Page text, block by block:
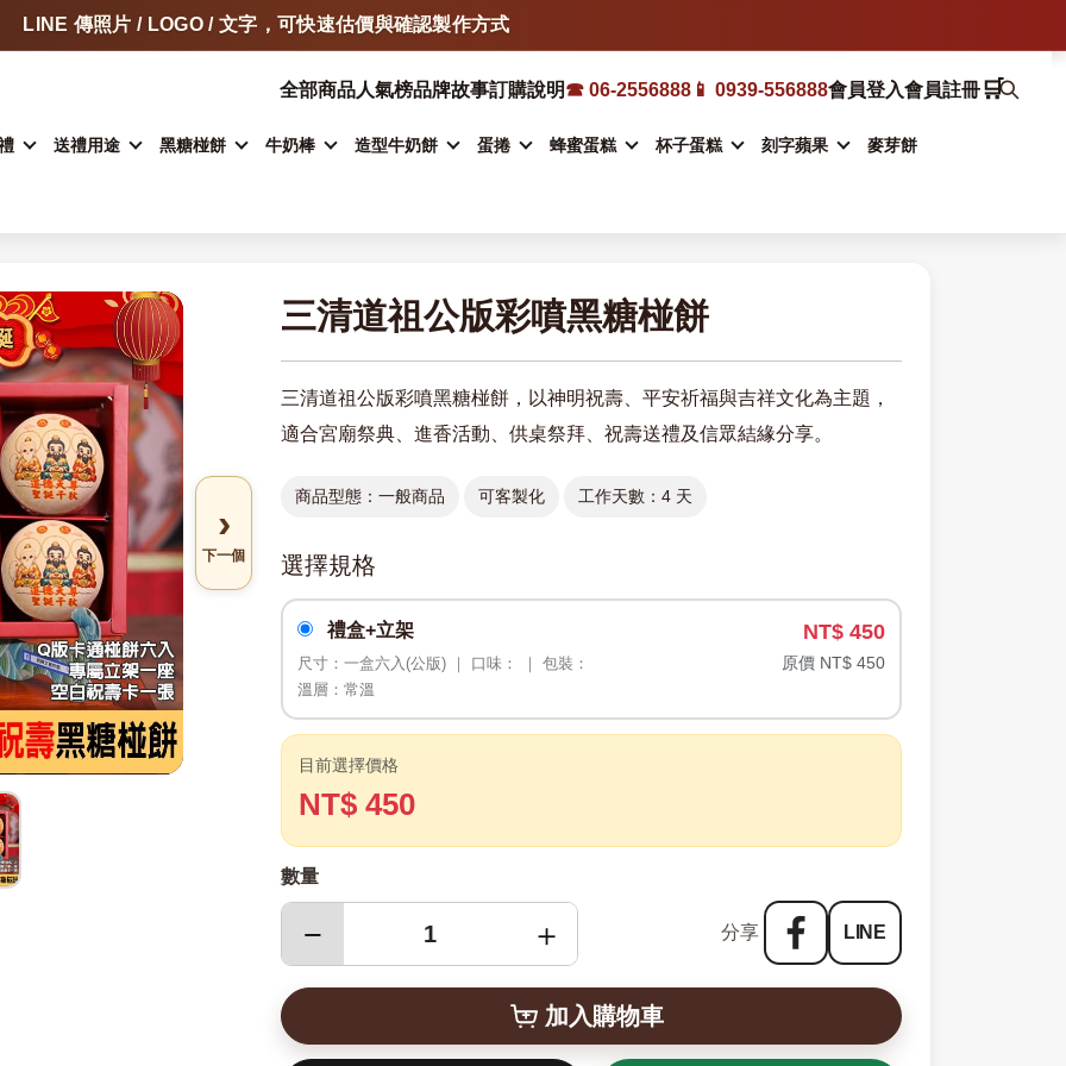
LINE 傳照片 / LOGO / 文字，可快速估價與確認製作方式
門市自取、宅配、超商取貨，依商品類型安排
全部商品人氣榜品牌故事訂購說明☎ 06-2556888 📱 0939-556888會員登入會員註冊🛒
送禮用途 黑糖椪餅 牛奶棒 造型牛奶餅 蛋捲 蜂蜜蛋糕 杯子蛋糕 刻字蘋果 麥芽餅
›
下一個
三清道祖公版彩噴黑糖椪餅
三清道祖公版彩噴黑糖椪餅，以神明祝壽、平安祈福與吉祥文化為主題，
適合宮廟祭典、進香活動、供桌祭拜、祝壽送禮及信眾結緣分享。
商品型態：一般商品 可客製化 工作天數：4 天
選擇規格
禮盒+立架
尺寸：一盒六入(公版) ｜ 口味： ｜ 包裝：
溫層：常溫
NT$ 450
原價 NT$ 450
目前選擇價格
NT$ 450
數量
− ＋ 分享 LINE